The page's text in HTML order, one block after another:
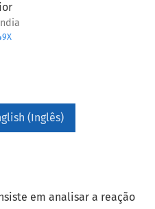
(Inglês)
em analisar a reação